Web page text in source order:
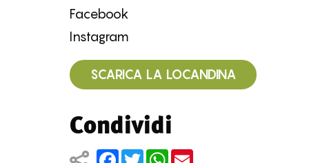
Facebook
Instagram
SCARICA LA LOCANDINA
Condividi
Facebook
TwitterWhatsApp
Email